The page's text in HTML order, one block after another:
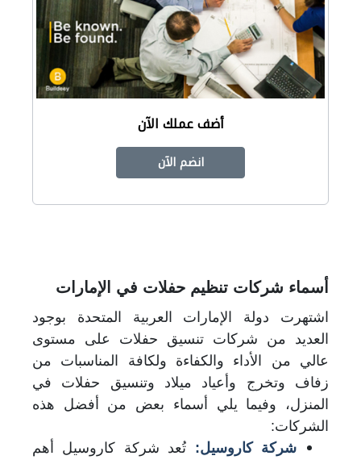
أضف عملك الآن
انضم الآن
أسماء شركات تنظيم حفلات في الإمارات
اشتهرت دولة الإمارات العربية المتحدة بوجود
العديد من شركات تنسيق حفلات على مستوى
عالي من الأداء والكفاءة ولكافة المناسبات من
زفاف وتخرج وأعياد ميلاد وتنسيق حفلات في
المنزل، وفيما يلي أسماء بعض من أفضل هذه
الشركات:
شركة كاروسيل: تُعد شركة كاروسيل أهم